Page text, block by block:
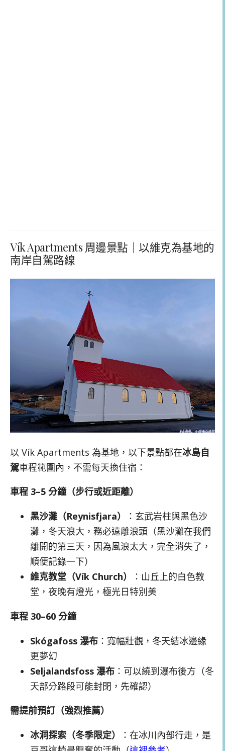
Vík Apartments 周邊景點｜以維克為基地的
南岸自駕路線
以 Vík Apartments 為基地，以下景點都在冰島自
駕車程範圍內，不需每天換住宿：
車程 3–5 分鐘（步行或近距離）
黑沙灘（Reynisfjara）
：玄武岩柱與黑色沙
灘，冬天浪大，務必遠離浪頭（黑沙灘在我們
離開的第三天，因為風浪太大，完全消失了，
順便記錄一下）
維克教堂（Vík Church）
：山丘上的白色教
堂，夜晚有燈光，極光日特別美
車程 30–60 分鐘
Skógafoss 瀑布 ：寬幅壯觀，冬天結冰邊緣
更夢幻
Seljalandsfoss 瀑布 ：可以繞到瀑布後方（冬
天部分路段可能封閉，先確認）
需提前預訂（強烈推薦）
冰洞探索（冬季限定）
：在冰川內部行走，是